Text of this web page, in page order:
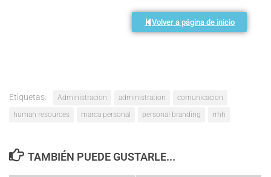
Volver a página de inicio
Etiquetas: Administracion administration
comunicacion
human resources
marca personal personal branding rrhh
TAMBIÉN PUEDE GUSTARLE...